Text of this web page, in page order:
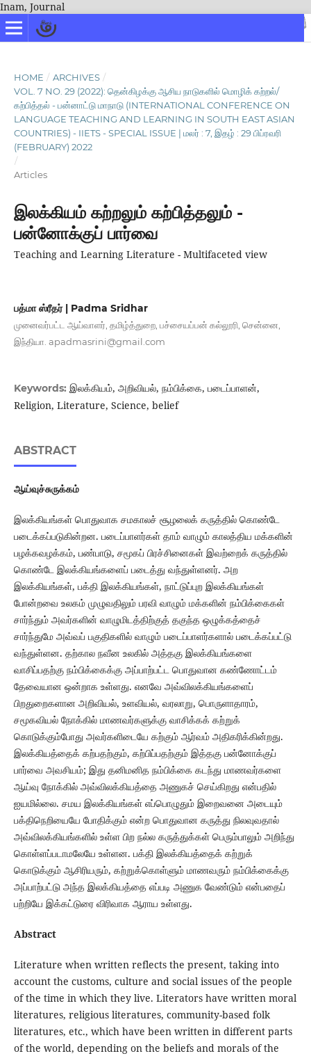
Inam, Journal
HOME / ARCHIVES /
VOL. 7 NO. 29 (2022): தென்கிழக்கு ஆசிய நாடுகளில் மொழிக் கற்றல்/
கற்பித்தல் - பன்னாட்டு மாநாடு (INTERNATIONAL CONFERENCE ON
LANGUAGE TEACHING AND LEARNING IN SOUTH EAST ASIAN
COUNTRIES) - IIETS - SPECIAL ISSUE | மலர் : 7, இதழ் : 29 பிப்ரவரி
(FEBRUARY) 2022
/
Articles
இலக்கியம் கற்றலும் கற்பித்தலும் -
பன்னோக்குப் பார்வை
Teaching and Learning Literature - Multifaceted view
பத்மா ஸ்ரீதர் | Padma Sridhar
முனைவர்பட்ட ஆய்வாளர், தமிழ்த்துறை, பச்சையப்பன் கல்லூரி, சென்னை,
இந்தியா. apadmasrini@gmail.com
Keywords: இலக்கியம், அறிவியல், நம்பிக்கை, படைப்பாளன்,
Religion, Literature, Science, belief
ABSTRACT
ஆய்வுச்சுருக்கம்
இலக்கியங்கள் பொதுவாக சமகாலச் சூழலைக் கருத்தில் கொண்டே
படைக்கப்படுகின்றன. படைப்பாளர்கள் தாம் வாழும் காலத்திய மக்களின்
பழக்கவழக்கம், பண்பாடு, சமூகப் பிரச்சினைகள் இவற்றைக் கருத்தில்
கொண்டே இலக்கியங்களைப் படைத்து வந்துள்ளனர். அற
இலக்கியங்கள், பக்தி இலக்கியங்கள், நாட்டுப்புற இலக்கியங்கள்
போன்றவை உலகம் முழுவதிலும் பரவி வாழும் மக்களின் நம்பிக்கைகள்
சார்ந்தும் அவர்களின் வாழுமிடத்திற்குத் தகுந்த ஒழுக்கத்தைச்
சார்ந்துமே அவ்வப் பகுதிகளில் வாழும் படைப்பாளர்களால் படைக்கப்பட்டு
வந்துள்ளன. தற்கால நவீன உலகில் அத்தகு இலக்கியங்களை
வாசிப்பதற்கு நம்பிக்கைக்கு அப்பாற்பட்ட பொதுவான கண்ணோட்டம்
தேவையான ஒன்றாக உள்ளது. எனவே அவ்விலக்கியங்களைப்
பிறதுறைகளான அறிவியல், உளவியல், வரலாறு, பொருளாதாரம்,
சமூகவியல் நோக்கில் மாணவர்களுக்கு வாசிக்கக் கற்றுக்
கொடுக்கும்போது அவர்களிடையே கற்கும் ஆர்வம் அதிகரிக்கின்றது.
இலக்கியத்தைக் கற்பதற்கும், கற்பிப்பதற்கும் இத்தகு பன்னோக்குப்
பார்வை அவசியம்; இது தனிமனித நம்பிக்கை கடந்து மாணவர்களை
ஆய்வு நோக்கில் அவ்விலக்கியத்தை அணுகச் செய்கிறது என்பதில்
ஐயமில்லை. சமய இலக்கியங்கள் எப்பொழுதும் இறைவனை அடையும்
பக்திநெறியையே போதிக்கும் என்ற பொதுவான கருத்து நிலவுவதால்
அவ்விலக்கியங்களில் உள்ள பிற நல்ல கருத்துக்கள் பெரும்பாலும் அறிந்து
கொள்ளப்படாமலேயே உள்ளன. பக்தி இலக்கியத்தைக் கற்றுக்
கொடுக்கும் ஆசிரியரும், கற்றுக்கொள்ளும் மாணவரும் நம்பிக்கைக்கு
அப்பாற்பட்டு அந்த இலக்கியத்தை எப்படி அணுக வேண்டும் என்பதைப்
பற்றியே இக்கட்டுரை விரிவாக ஆராய உள்ளது.
Abstract
Literature when written reflects the present, taking into
account the customs, culture and social issues of the people
of the time in which they live. Literators have written moral
literatures, religious literatures, community-based folk
literatures, etc., which have been written in different parts
of the world, depending on the beliefs and morals of the